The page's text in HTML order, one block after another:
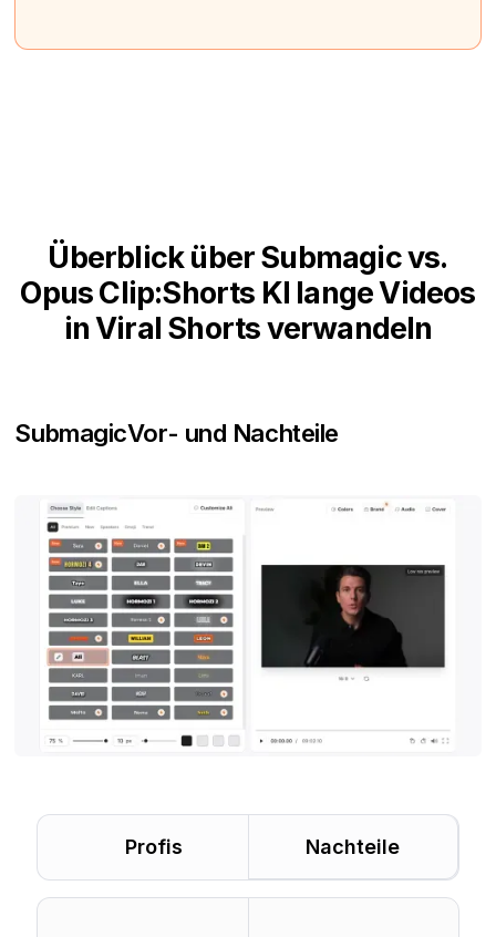
Überblick über Submagic vs.
Opus Clip:Shorts KI lange Videos
in Viral Shorts verwandeln
SubmagicVor- und Nachteile
Profis Nachteile